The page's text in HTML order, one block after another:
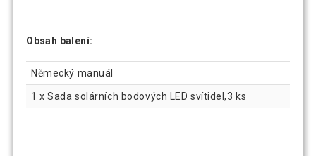
Obsah balení:
Německý manuál
1 x Sada solárních bodových LED svítidel,3 ks